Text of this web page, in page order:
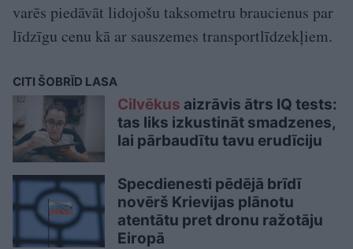
varēs piedāvāt lidojošu taksometru braucienus par
līdzīgu cenu kā ar sauszemes transportlīdzekļiem.
CITI ŠOBRĪD LASA
Cilvēkus aizrāvis ātrs IQ tests:
tas liks izkustināt smadzenes,
lai pārbaudītu tavu erudīciju
Specdienesti pēdējā brīdī
novērš Krievijas plānotu
atentātu pret dronu ražotāju
Eiropā